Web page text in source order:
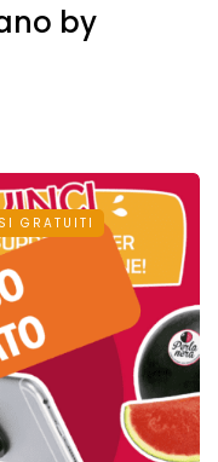
by
GRATUITI